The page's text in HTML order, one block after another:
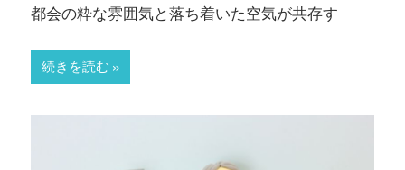
都会の粋な雰囲気と落ち着いた空気が共存す
続きを読む